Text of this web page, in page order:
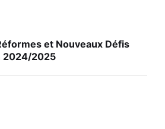
et Nouveaux Défis
2024/2025